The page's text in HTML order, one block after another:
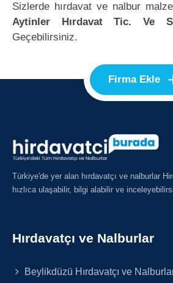
Sizlerde hırdavat ve nalbur
Aytinler Hırdavat Tic. Ve
Geçebilirsiniz.
Firma Ekle
Türkiye'de yer alan hırdavatçı ve nalburlar
hızlıca ulaşabilir, bilgi alabilir ve
Hırdavatçı ve Nalburlar
Beylikdüzü Hırdavatçı ve